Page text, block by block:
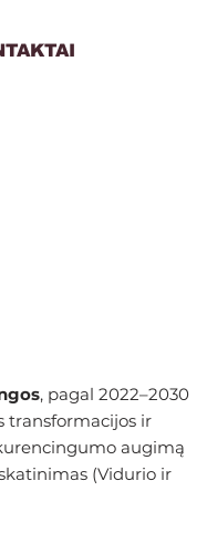
, pagal 2022–2030
transformacijos ir
augimą
(Vidurio ir